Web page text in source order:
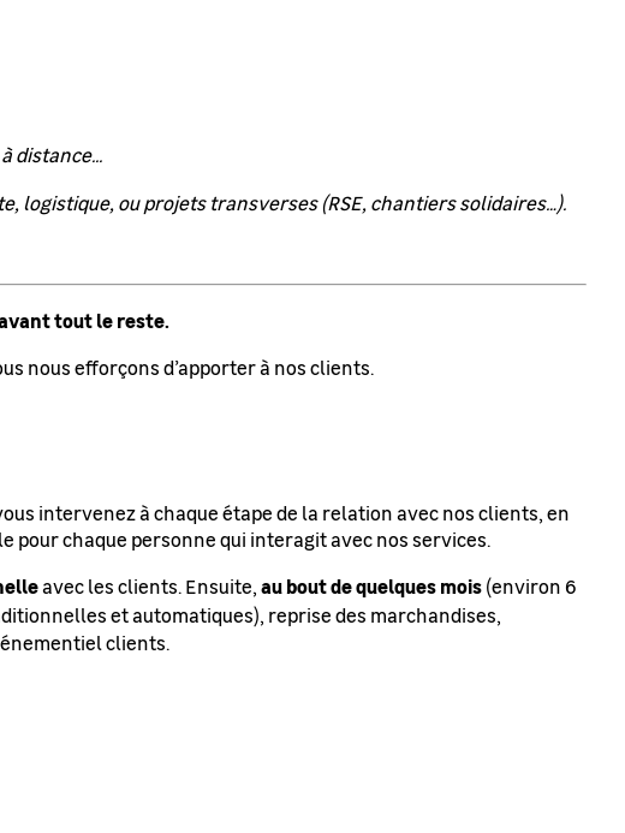
distance...
logistique, ou projets transverses (RSE, chantiers solidaires…).
tout le reste.
nous efforçons d’apporter à nos clients.
intervenez à chaque étape de la relation avec nos clients, en
pour chaque personne qui interagit avec nos services.
avec les clients. Ensuite,au bout de quelques mois(environ 6
et automatiques), reprise des marchandises,
clients.